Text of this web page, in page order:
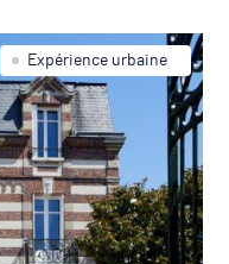
Expérience urbaine